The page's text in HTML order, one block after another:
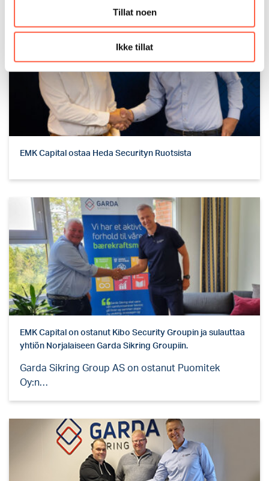
Tillat noen
Ikke tillat
EMK Capital ostaa Heda Securityn Ruotsista
EMK Capital on ostanut Kibo Security Groupin ja sulauttaa
yhtiön Norjalaiseen Garda Sikring Groupiin.
Garda Sikring Group AS on ostanut Puomitek
Oy:n…